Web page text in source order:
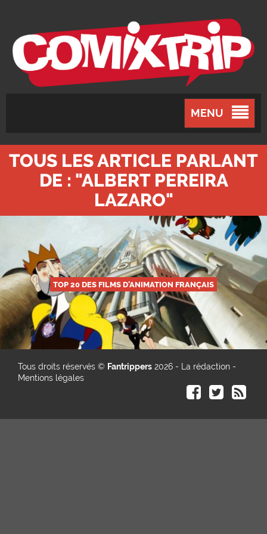
MENU
TOUS LES ARTICLE PARLANT
DE : "ALBERT PEREIRA
LAZARO"
TOP 20 DES FILMS D’ANIMATION FRANÇAIS
Tous droits réservés © Fantrippers 2026 - La rédaction -
Mentions légales